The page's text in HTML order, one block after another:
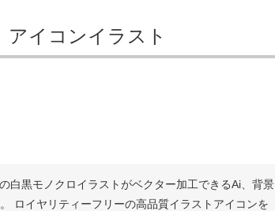
イコンイラスト
白黒モノクロイラストがベクター加工できるAi、背景
ロイヤリティーフリーの高品質イラストアイコンを